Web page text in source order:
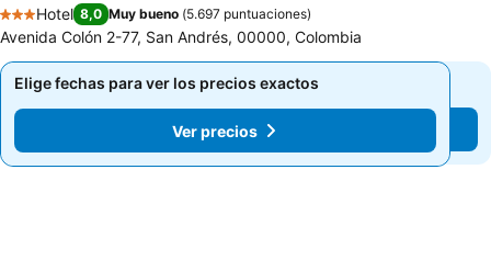
3 Estrellas
Hotel 8,0 Muy bueno (5.697 puntuaciones)
Avenida Colón 2-77, San Andrés, 00000, Colombia
Elige fechas para ver los precios exactos
Ver precios
Elige fechas para ver los precios exactos
Ver precios